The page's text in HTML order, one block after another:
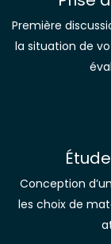
Première
la situation de
Conception
les choix de